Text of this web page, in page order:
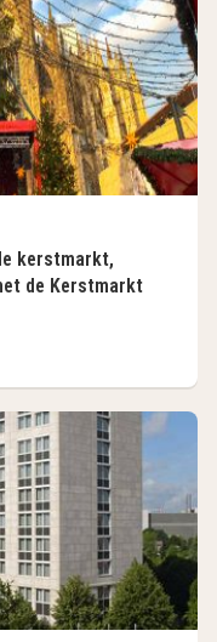
kerstmarkt,
de Kerstmarkt